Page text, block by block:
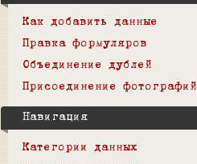
Как добавить данные
Правка формуляров
Объединение дублей
Присоединение фотографий
Навигация
Категории данных